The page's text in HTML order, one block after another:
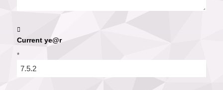
Current ye@r
*